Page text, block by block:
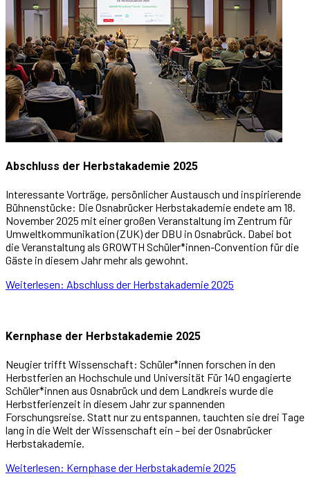
Abschluss der Herbstakademie 2025
Interessante Vorträge, persönlicher Austausch und inspirierende
Bühnenstücke: Die Osnabrücker Herbstakademie endete am 18.
November 2025 mit einer großen Veranstaltung im Zentrum für
Umweltkommunikation (ZUK) der DBU in Osnabrück. Dabei bot
die Veranstaltung als GROWTH Schüler*innen-Convention für die
Gäste in diesem Jahr mehr als gewohnt.
Weiterlesen: Abschluss der Herbstakademie 2025
Kernphase der Herbstakademie 2025
Neugier trifft Wissenschaft: Schüler*innen forschen in den
Herbstferien an Hochschule und Universität Für 140 engagierte
Schüler*innen aus Osnabrück und dem Landkreis wurde die
Herbstferienzeit in diesem Jahr zur spannenden
Forschungsreise. Statt nur zu entspannen, tauchten sie drei Tage
lang in die Welt der Wissenschaft ein – bei der Osnabrücker
Herbstakademie.
Weiterlesen: Kernphase der Herbstakademie 2025